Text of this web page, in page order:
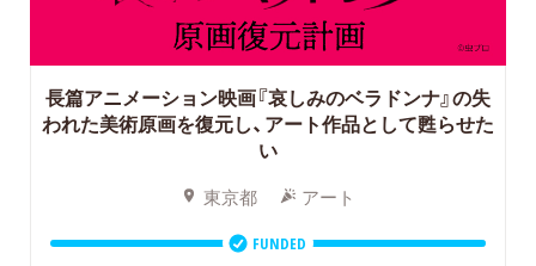
長篇アニメーション映画『哀しみのベラドンナ』の失
われた美術原画を復元し、アート作品として甦らせた
い
東京都 アート
FUNDED